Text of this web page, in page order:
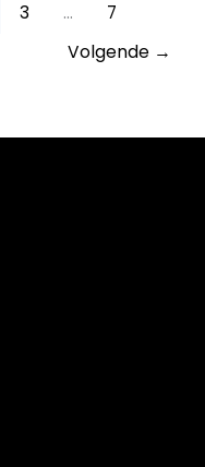
3 …
7
Volgende →